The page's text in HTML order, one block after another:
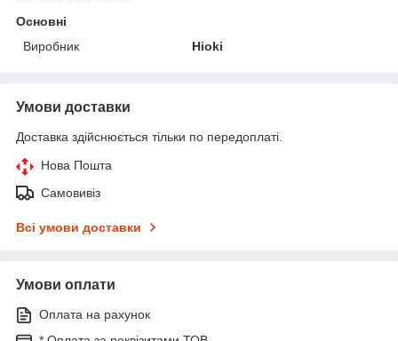
Основні
Виробник
Hioki
Умови доставки
Доставка здійснюється тільки по передоплаті.
Нова Пошта
Самовивіз
Всі умови доставки
Умови оплати
Оплата на рахунок